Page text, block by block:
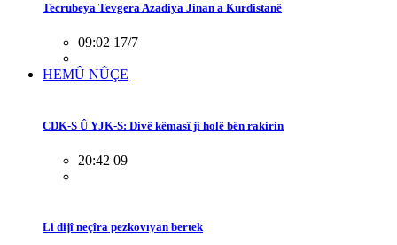
Tecrubeya Tevgera Azadiya Jinan a Kurdistanê
09:02 17/7
HEMÛ NÛÇE
CDK-S Û YJK-S: Divê kêmasî ji holê bên rakirin
20:42 09
Li dijî neçîra pezkovıyan bertek